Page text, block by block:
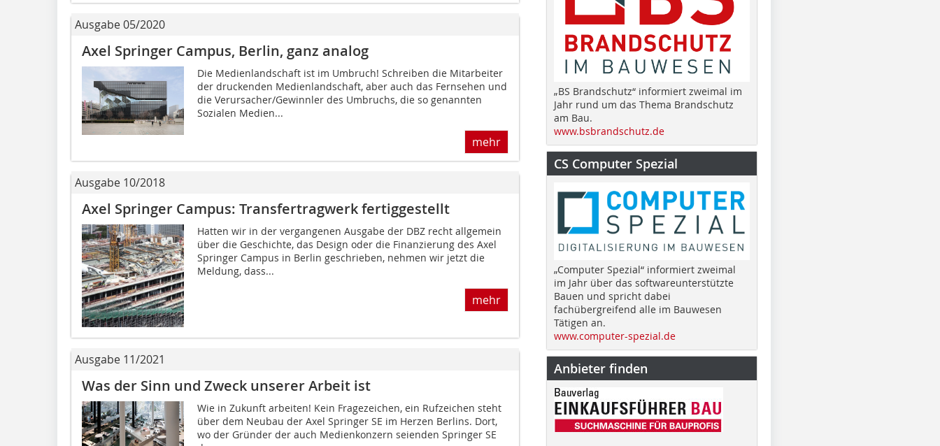
Ausgabe 05/2020
Axel Springer Campus, Berlin, ganz analog
Die Medienlandschaft ist im Umbruch! Schreiben die Mitarbeiter
der druckenden Medienlandschaft, aber auch das Fernsehen und
die Verursacher/Gewinnler des Umbruchs, die so genannten
Sozialen Medien...
mehr
Ausgabe 10/2018
Axel Springer Campus: Transfertragwerk fertiggestellt
Hatten wir in der vergangenen Ausgabe der DBZ recht allgemein
über die Geschichte, das Design oder die Finanzierung des Axel
Springer Campus in Berlin geschrieben, nehmen wir jetzt die
Meldung, dass...
mehr
Ausgabe 11/2021
Was der Sinn und Zweck unserer Arbeit ist
Wie in Zukunft arbeiten! Kein Fragezeichen, ein Rufzeichen steht
über dem Neubau der Axel Springer SE im Herzen Berlins. Dort,
wo der Gründer der auch Medienkonzern seienden Springer SE
„BS Brandschutz“ informiert zweimal im
Jahr rund um das Thema Brandschutz
am Bau.
www.bsbrandschutz.de
CS Computer Spezial
„Computer Spezial“ informiert zweimal
im Jahr über das softwareunterstützte
Bauen und spricht dabei
fachübergreifend alle im Bauwesen
Tätigen an.
www.computer-spezial.de
Anbieter finden